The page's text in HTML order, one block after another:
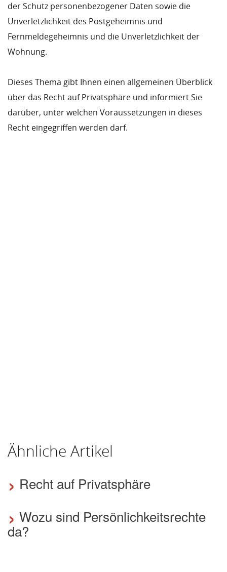
der Schutz personenbezogener Daten sowie die
Unverletzlichkeit des Postgeheimnis und
Fernmeldegeheimnis und die Unverletzlichkeit der
Wohnung.
Dieses Thema gibt Ihnen einen allgemeinen Überblick
über das Recht auf Privatsphäre und informiert Sie
darüber, unter welchen Voraussetzungen in dieses
Recht eingegriffen werden darf.
Ähnliche Artikel
› Recht auf Privatsphäre
› Wozu sind Persönlichkeitsrechte
da?